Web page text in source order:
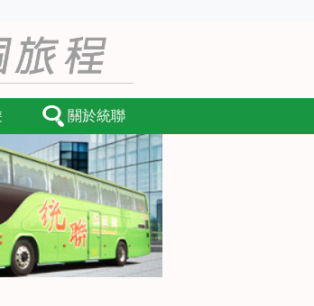
關於統聯